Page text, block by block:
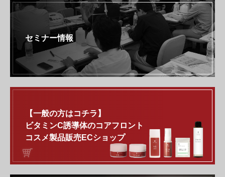
セミナー情報
【一般の方はコチラ】
ビタミンC誘導体のコアフロント
コスメ製品販売ECショップ